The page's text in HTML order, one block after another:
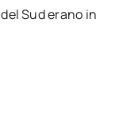
Sud erano in